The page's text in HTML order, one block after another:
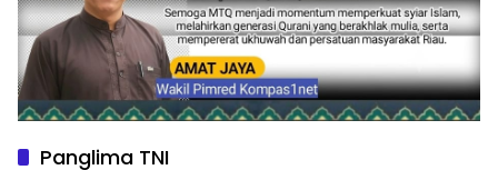
Panglima TNI